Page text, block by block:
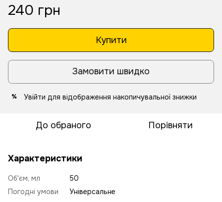
240 грн
Купити
Замовити швидко
% Увійти для відображення накопичувальної знижки
До обраного Порівняти
Характеристики
Об'єм, мл
50
Погодні умови
Універсальне